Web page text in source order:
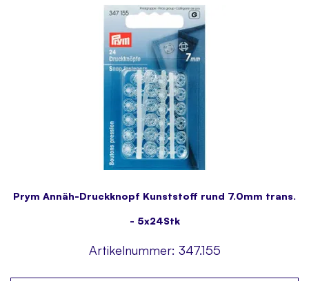
Prym Annäh-Druckknopf Kunststoff rund 7.0mm trans.
- 5x24Stk
Artikelnummer: 347.155